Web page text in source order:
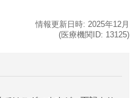
情報更新日時: 2025年12月
(医療機関ID: 13125)